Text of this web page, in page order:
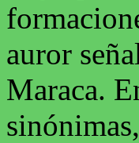
auror
Maraca.